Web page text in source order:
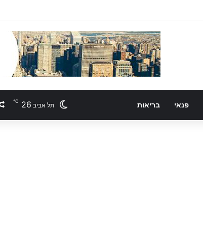
פנאי בריאות תל אביב 26
℃